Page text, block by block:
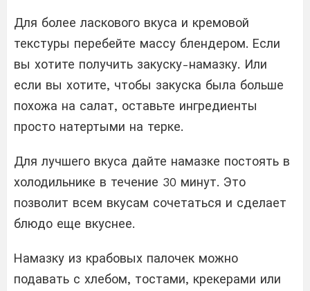
Для более ласкового вкуса и кремовой
текстуры перебейте массу блендером. Если
вы хотите получить закуску-намазку. Или
если вы хотите, чтобы закуска была больше
похожа на салат, оставьте ингредиенты
просто натертыми на терке.
Для лучшего вкуса дайте намазке постоять в
холодильнике в течение 30 минут. Это
позволит всем вкусам сочетаться и сделает
блюдо еще вкуснее.
Намазку из крабовых палочек можно
подавать с хлебом, тостами, крекерами или